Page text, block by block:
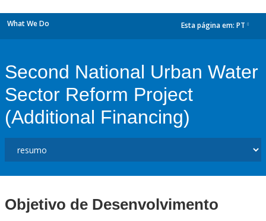
What We Do Esta página em: PT
Second National Urban Water
Sector Reform Project
(Additional Financing)
Objetivo de Desenvolvimento